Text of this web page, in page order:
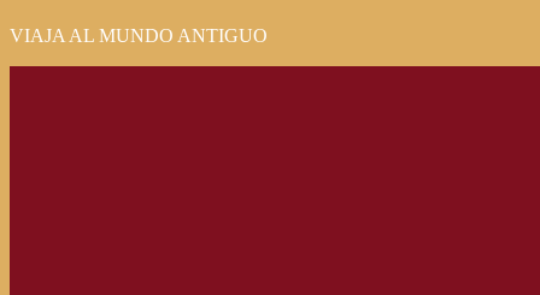
VIAJA AL MUNDO ANTIGUO